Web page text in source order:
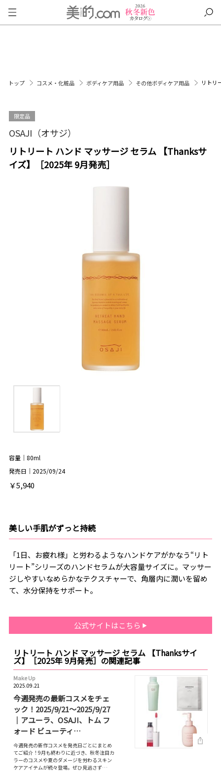
トップ コスメ・化粧品 ボディケア用品 その他ボディケア用品 リトリ
限定品
OSAJI（オサジ）
リトリート ハンド マッサージ セラム 【Thanksサ
イズ】［2025年 9月発売］
容量｜80ml
発売日｜2025/09/24
￥5,940
美しい手肌がずっと持続
「1日、お疲れ様」と労わるようなハンドケアがかなう“リト
リート”シリーズのハンドセラムが大容量サイズに。マッサー
ジしやすいなめらかなテクスチャーで、角層内に潤いを留め
て、水分保持をサポート。
公式サイトはこちら
リトリート ハンド マッサージ セラム 【Thanksサイ
ズ】［2025年 9月発売］の関連記事
Make Up
2025.09.21
今週発売の最新コスメをチェ
ック！2025/9/21～2025/9/27
｜アユーラ、OSAJI、トム フ
ォード ビューティ…
今週発売の新作コスメを発売日ごとにまとめ
てご紹介！9月も終わりに近づき、秋冬注目カ
ラーのコスメや夏のダメージを労わるスキン
ケアアイテムが続々登場。ぜひ見逃さず…